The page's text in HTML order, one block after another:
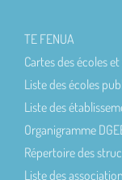
TE FENUA
Cartes des écoles
Liste des écoles
Liste des
Organigramme
Répertoire des
Liste des